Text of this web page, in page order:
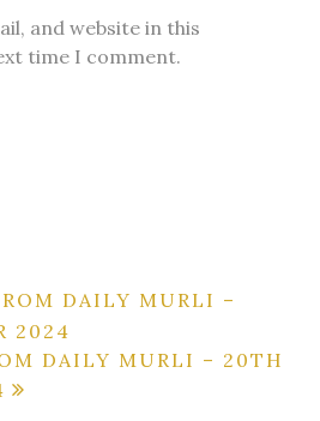
and website in this
time I comment.
DAILY MURLI –
2024
DAILY MURLI – 20TH